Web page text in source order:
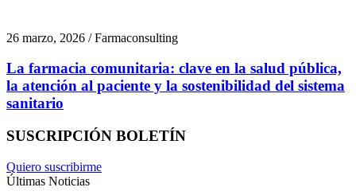
26 marzo, 2026 / Farmaconsulting
La farmacia comunitaria: clave en la salud pública,
la atención al paciente y la sostenibilidad del sistema
sanitario
SUSCRIPCIÓN BOLETÍN
Quiero suscribirme
Últimas Noticias